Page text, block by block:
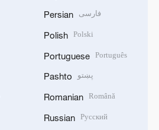
Persian فارسی
Polish Polski
Portuguese Português
Pashto پښتو
Romanian Română
Russian Русский